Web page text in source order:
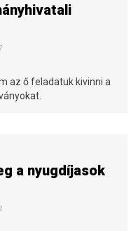
az ő feladatuk kivinni a
a nyugdíjasok